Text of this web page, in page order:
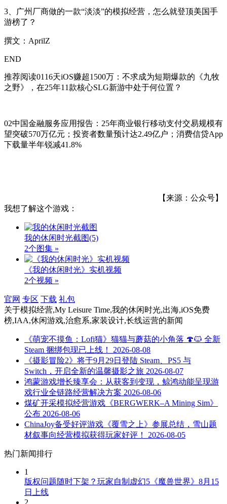
3、广州厂商做的一款“淡淡”的模拟经营，怎么就登顶美国手
游榜了？
撰文：AprilZ
END
推荐阅读0116天iOS赚超1500万：不求成为短期爆款的《九牧
之野》，在25年11款核心SLG新游中处于何位置？
02中国金融服务应用报告：25年商业银行移动支付交易规模有
望突破570万亿元；投资者数量预计达2.49亿户；消费信贷App
下载量半年锐减41.8%
【来源：公众号】
我想了解这个游戏：
我的休闲时光截图(5)
2个图集 »
《我的休闲时光》实机视频
2个视频 »
官网 专区 下载 礼包
关于模拟经营,My Leisure Time,我的休闲时光,出海,iOS免费
榜,IAA,休闲游戏,治愈系,家装设计,长线运营的新闻
《萌宠不摸鱼：Lofi猫》猫猫与蘑菇的小角落 🍄🐱 全新
Steam 捆绑包现已上线！
2026-08-08
《摄影冒险2》将于9月29日登陆 Steam、PS5 与
Switch，开启全新的温馨摄影之旅 2026-08-07
鸿蒙游戏增长臻享会：从获客到变现，鲸鸿动能呈现游
戏行业全链路经营解决方案 2026-08-06
煤矿开采模拟经营游戏《BERGWERK–A Mining Sim》
公布 2026-08-06
ChinaJoy备受好评游戏《覆雪之上》参展总结，雪山题
材叙事向经营模拟获得玩家好评！
2026-08-05
热门新闻排行
1
版权问题随时下架？玩家自制虚幻5《魔兽世界》8月15
日上线
2